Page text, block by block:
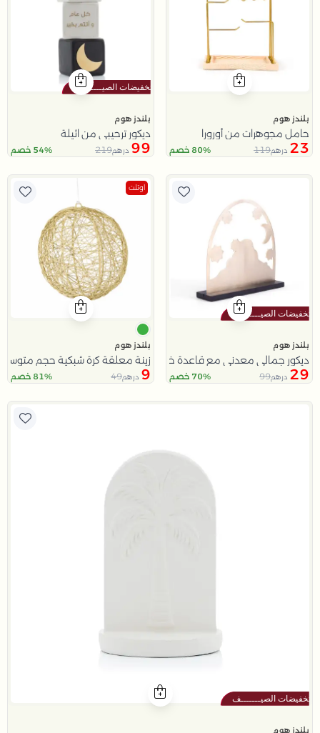
بلندز هوم
حامل مجوهرات من أورورا
23 درهم119 80% خصم
بلندز هوم
ديكور ترحيبي من اثيلة
99 درهم219 54% خصم
بلندز هوم
ديكور جمالي معدني مع قاعدة خشبية باللون الذهبي و الاسود من امارا
29 درهم99 70% خصم
اوتلت
بلندز هوم
زينة معلقة كرة شبكية حجم متوسط
9 درهم49 81% خصم
بلندز هوم